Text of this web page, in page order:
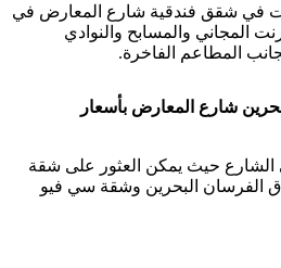
في شقق فندقية شارع المعارض في
المجاني والمسابح والنوادي
المطاعم الفاخرة.
شارع المعارض بأسعار
الشارع حيث يمكن العثور على شقة
الفرسان البحرين وشقة سي فيو